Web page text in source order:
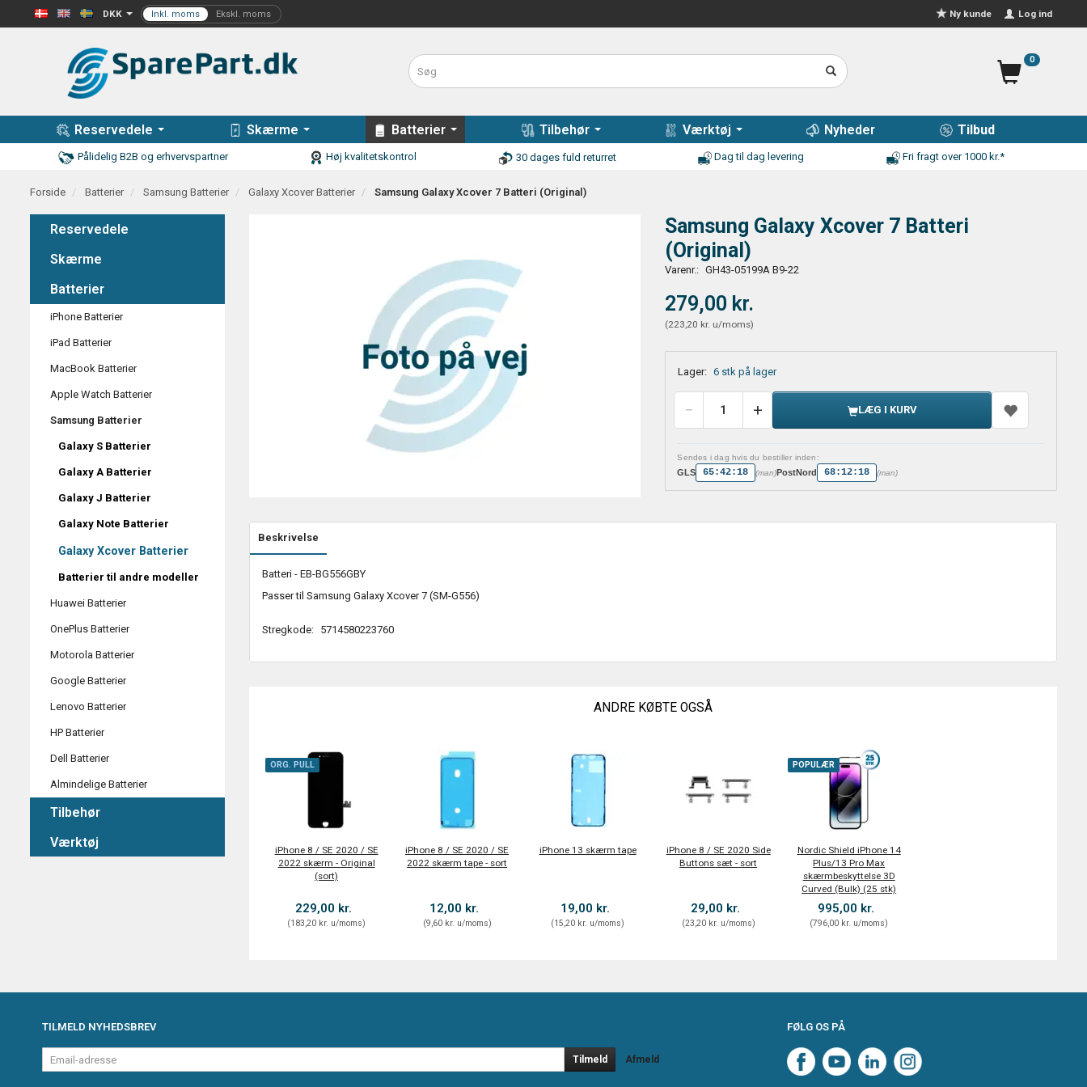
DKK Log ind
Ny kunde
0
Reservedele Skærme Batterier Tilbehør Værktøj Nyheder Tilbud
Pålidelig B2B og erhvervspartner Høj kvalitetskontrol 30 dages fuld returret Dag til dag levering Fri fragt over 1000 kr.*
Forside Batterier Samsung Batterier Galaxy Xcover Batterier Samsung Galaxy Xcover 7 Batteri (Original)
Reservedele
Skærme
Batterier
iPhone Batterier
iPad Batterier
MacBook Batterier
Apple Watch Batterier
Samsung Batterier
Galaxy S Batterier
Galaxy A Batterier
Galaxy J Batterier
Galaxy Note Batterier
Galaxy Xcover Batterier
Batterier til andre modeller
Huawei Batterier
OnePlus Batterier
Motorola Batterier
Google Batterier
Lenovo Batterier
HP Batterier
Dell Batterier
Almindelige Batterier
Tilbehør
Værktøj
Samsung Galaxy Xcover 7 Batteri
(Original)
Varenr.: GH43-05199A B9-22
279,00 kr.
(223,20 kr. u/moms)
Lager: 6 stk på lager
LÆG I KURV
Sendes i dag hvis du bestiller inden:
GLS 65:42:17 (man)PostNord 68:12:17 (man)
Beskrivelse
Batteri - EB-BG556GBY
Passer til Samsung Galaxy Xcover 7 (SM-G556)
Stregkode: 5714580223760
ANDRE KØBTE OGSÅ
ORG. PULL
iPhone 8 / SE 2020 / SE
2022 skærm - Original
(sort)
229,00 kr.
(183,20 kr. u/moms)
iPhone 8 / SE 2020 / SE
2022 skærm tape - sort
12,00 kr.
(9,60 kr. u/moms)
iPhone 13 skærm tape
19,00 kr.
(15,20 kr. u/moms)
iPhone 8 / SE 2020 Side
Buttons sæt - sort
29,00 kr.
(23,20 kr. u/moms)
POPULÆR
Nordic Shield iPhone 14
Plus/13 Pro Max
skærmbeskyttelse 3D
Curved (Bulk) (25 stk)
995,00 kr.
(796,00 kr. u/moms)
TILMELD NYHEDSBREV
Email-
adresse
Tilmeld Afmeld
FØLG OS PÅ